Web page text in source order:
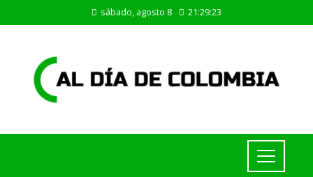
sábado, agosto 8 21:29:24